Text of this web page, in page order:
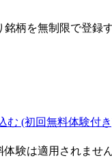
柄を無制限で登録
む (初回無料体験付
験は適用されません